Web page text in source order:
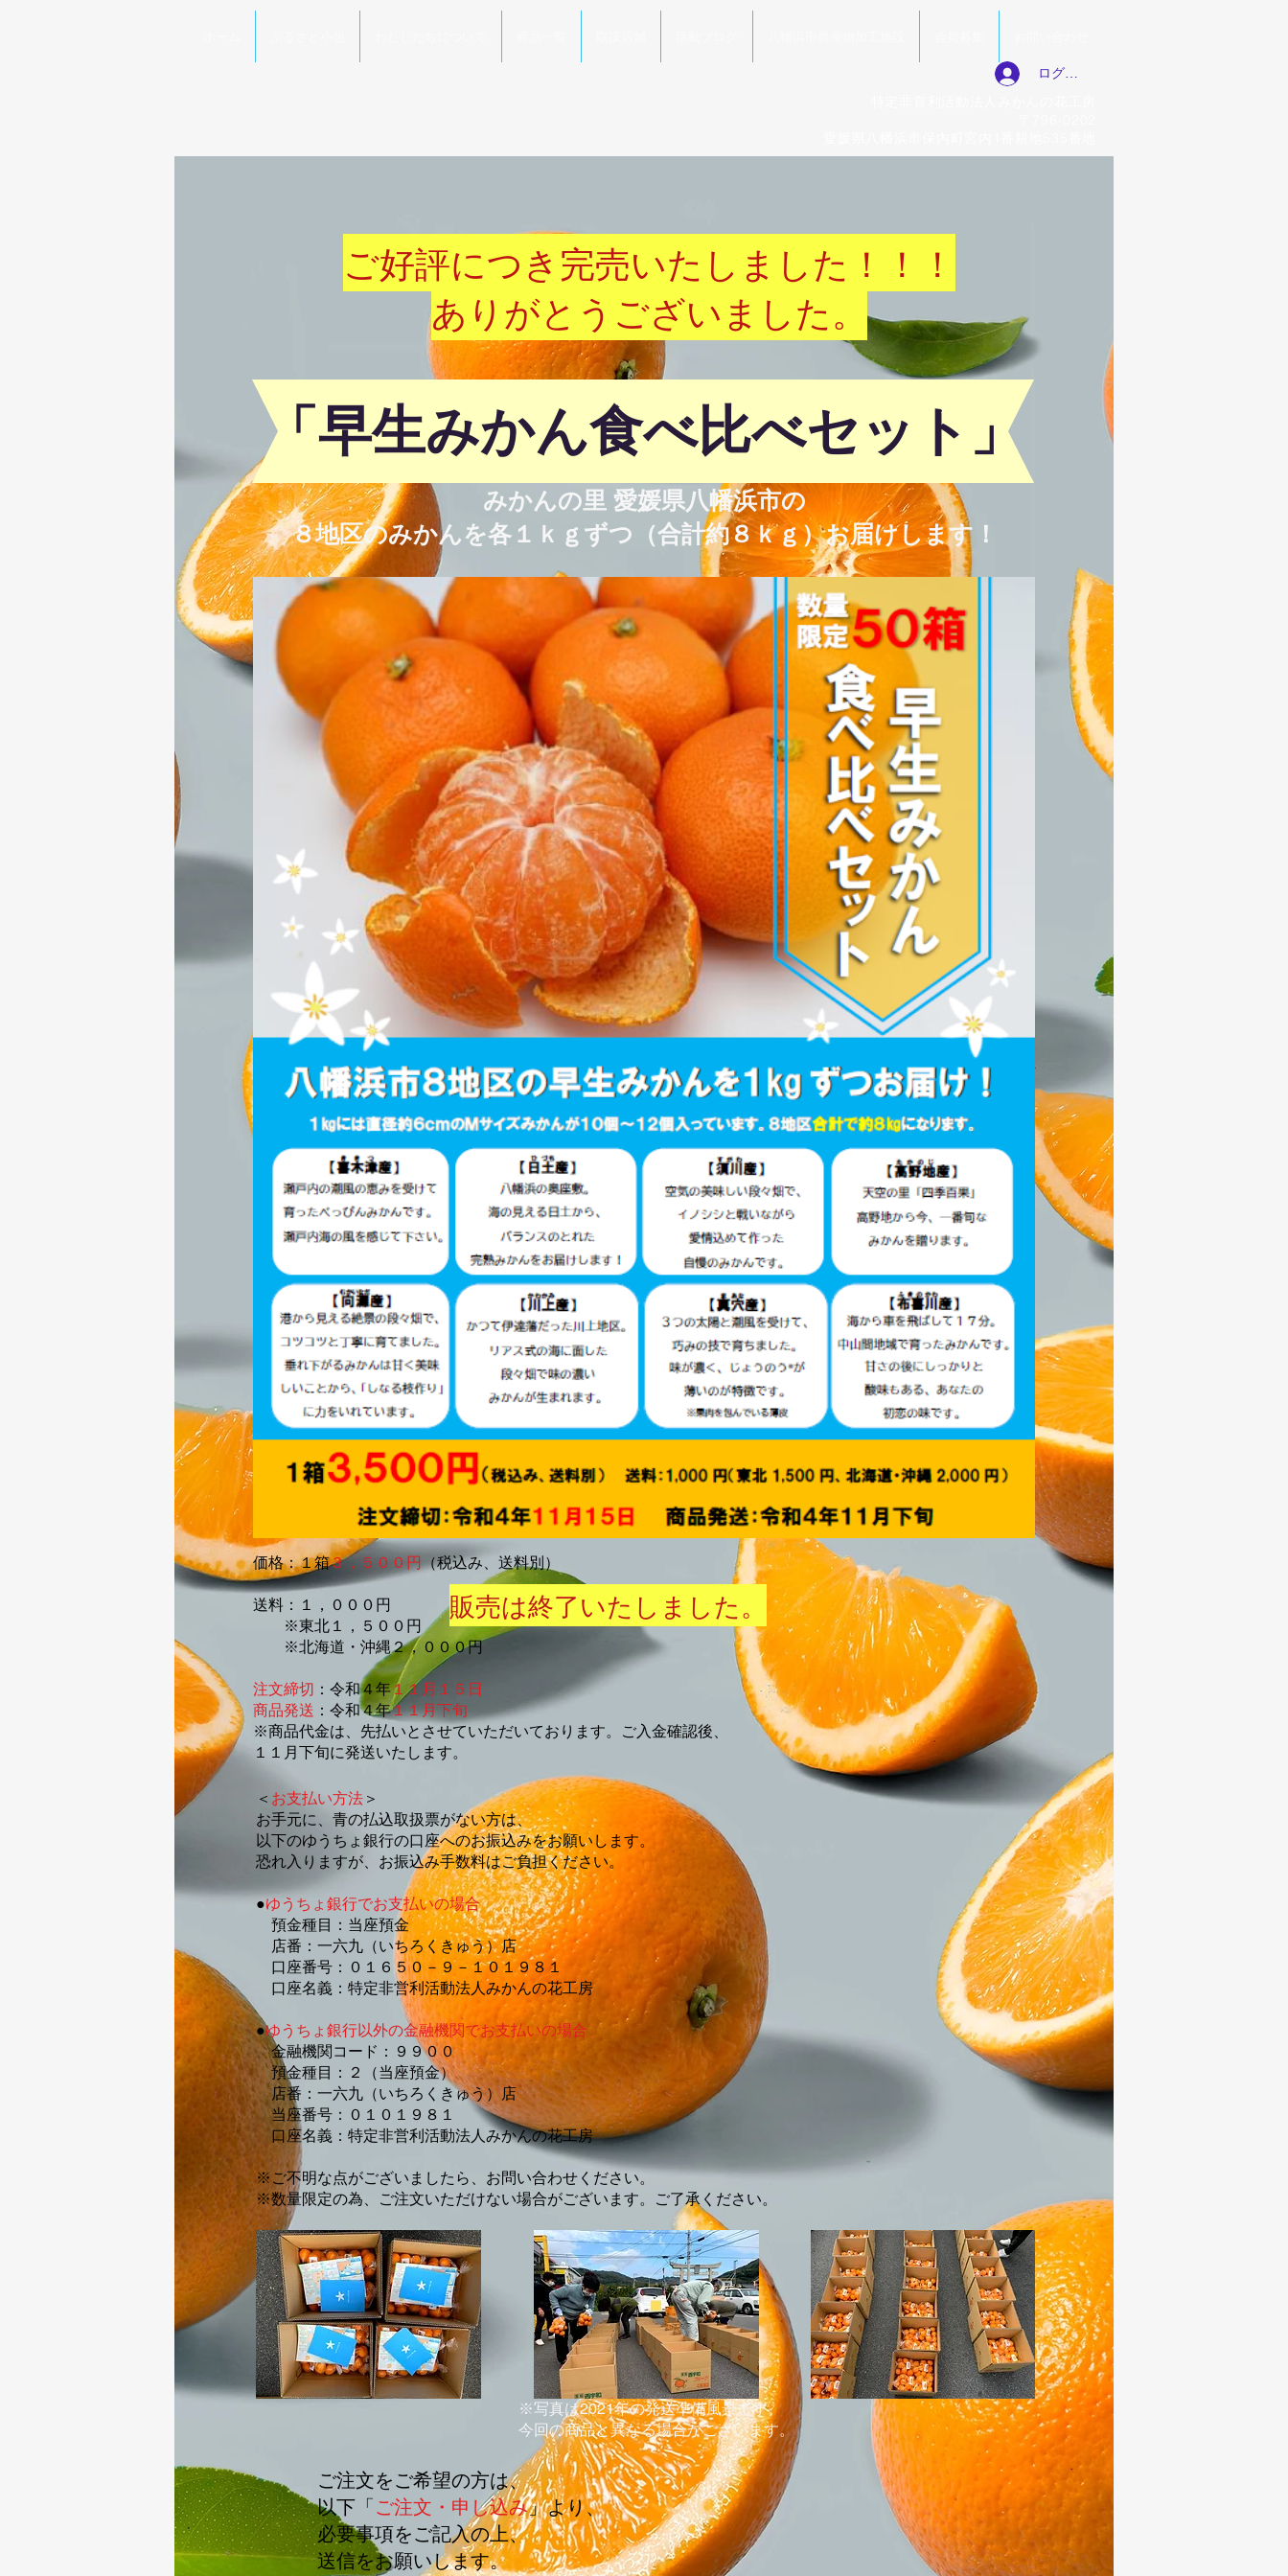
ログイン
ご好評につき完売いたしました！！！
​ありがとうございました。
「早生みかん食べ比べセット」
みかんの里 愛媛県八幡浜市の
８地区のみかんを各１ｋｇずつ（合計約８ｋｇ）お届けします！
価格：１箱３，５００円（税込み、送料別）
送料：１，０００円
※東北１，５００円
※北海道・沖縄２，０００円
注文締切 ：令和４年１１月１５日
商品発送 ：令和４年１１月下旬
※商品代金は、先払いとさせていただいております。​ご入金確認後、
１１月下旬に発送いたします。
販売は終了いたしました。
​​＜ お支払い方法 ＞
お手元に、青の払込取扱票がない方は、
以下のゆうちょ銀行の口座へのお振込みをお願いします。​
恐れ入りますが、 お振込み手数料はご負担ください。
●ゆうちょ銀行でお支払いの場合
預金種目：当座預金
店番：一六九（いちろくきゅう）店
口座番号：０１６５０－９－１０１９８１
口座名義：特定非営利活動法人みかんの花工房
●ゆうちょ銀行以外の金融機関でお支払いの場合
金融機関コード：９９００
預金種目：２（当座預金）
店番：一六九（いちろくきゅう）店
当座番号：０１０１９８１
口座名義：特定非営利活動法人みかんの花工房
​※ご不明な点がございましたら、お問い合わせください。
※数量限定の為、ご注文いただけない場合がございます。ご了承ください。
※写真は2021年の発送準備風景です。
今回の商品と異なる場合がございます。
ご注文をご希望の方は、
以下「ご注文・申し込み」より、
必要事項をご記入の上、
送信をお願いします。